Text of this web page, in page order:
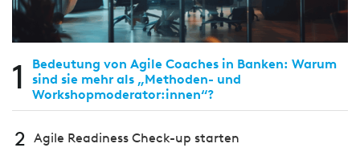
1
Bedeutung von Agile Coaches in Banken: Warum
sind sie mehr als „Methoden- und
Workshopmoderator:innen“?
2 Agile Readiness Check-up starten